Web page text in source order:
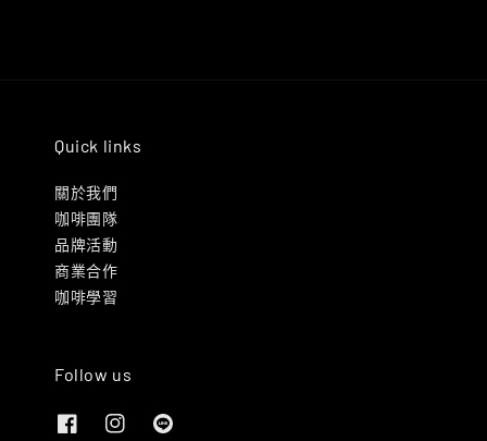
Quick links
關於我們
咖啡團隊
品牌活動
商業合作
咖啡學習
Follow us